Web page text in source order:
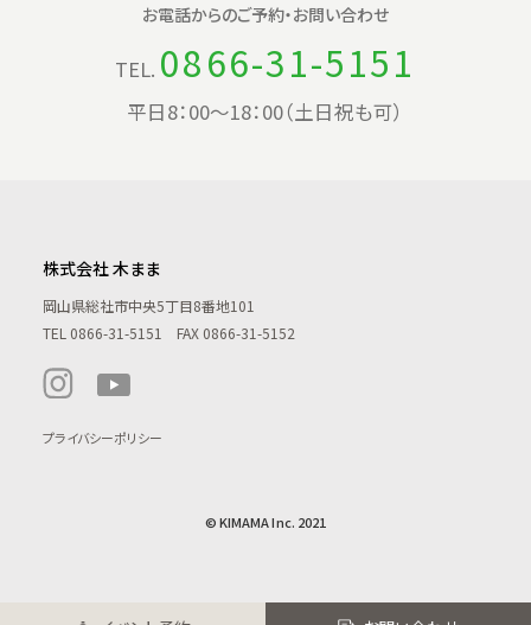
お電話からのご予約・お問い合わせ
TEL. 0866-31-5151
平日8：00〜18：00（土日祝も可）
株式会社 木まま
岡山県総社市中央5丁目8番地101
TEL 0866-31-5151 FAX 0866-31-5152
プライバシーポリシー
© KIMAMA Inc. 2021